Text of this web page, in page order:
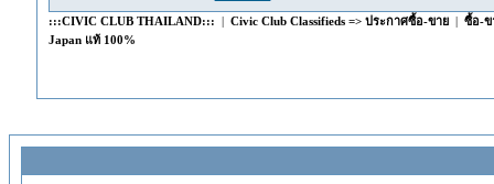
:::CIVIC CLUB THAILAND::: | Civic Club Classifieds => ประกาศซื้อ-ขาย| ซื้อ-ข
Japan แท้ 100%